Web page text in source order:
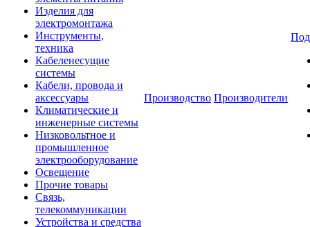
Изделия для
электромонтажа
Инструменты,
техника
Кабеленесущие
системы
Кабели, провода и
аксессуары
Климатические и
инженерные системы
Низковольтное и
промышленное
электрооборудование
Освещение
Прочие товары
Связь,
телекоммуникации
Устройства и средства
Производство Производители